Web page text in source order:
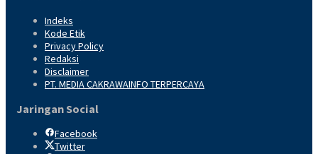
Indeks
Kode Etik
Privacy Policy
Redaksi
Disclaimer
PT. MEDIA CAKRAWAINFO TERPERCAYA
Jaringan Social
Facebook
Twitter